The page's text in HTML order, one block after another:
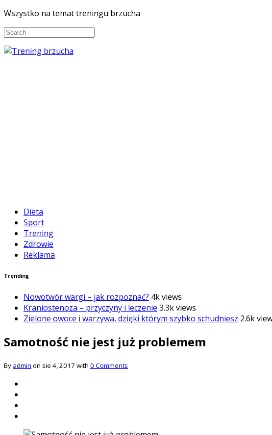
Wszystko na temat treningu brzucha
Dieta
Sport
Trening
Zdrowie
Reklama
Trending
Nowotwór wargi – jak rozpoznać? 4k views
Kraniostenoza – przyczyny i leczenie 3.3k views
Zielone owoce i warzywa, dzięki którym szybko schudniesz 2.6k
Samotność nie jest już problemem
By admin on sie 4, 2017 with 0 Comments